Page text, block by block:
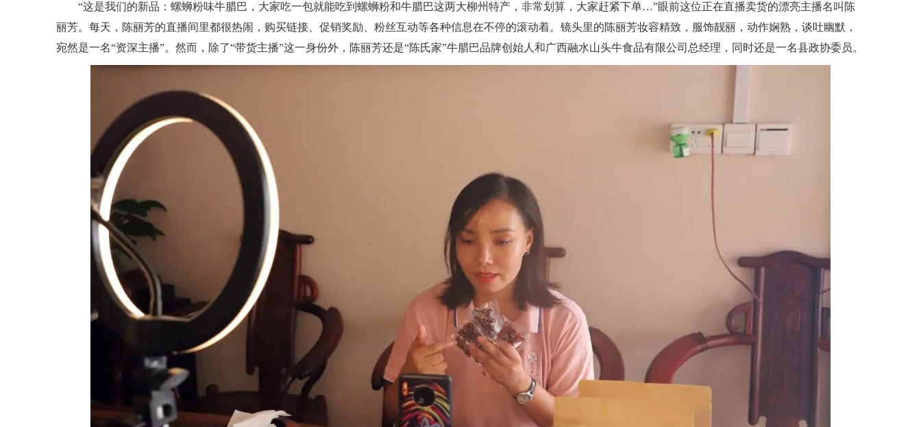
“这是我们的新品：螺蛳粉味牛腊巴，大家吃一包就能吃到螺蛳粉和牛腊巴这两大柳州特产，非常划算，大家赶紧下单…”眼前这位正在直播卖货的漂亮主播名叫陈
丽芳。每天，陈丽芳的直播间里都很热闹，购买链接、促销奖励、粉丝互动等各种信息在不停的滚动着。镜头里的陈丽芳妆容精致，服饰靓丽，动作娴熟，谈吐幽默，
宛然是一名“资深主播”。然而，除了“带货主播”这一身份外，陈丽芳还是“陈氏家”牛腊巴品牌创始人和广西融水山头牛食品有限公司总经理，同时还是一名县政协委员。